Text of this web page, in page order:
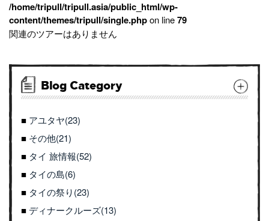
/home/tripull/tripull.asia/public_html/wp-
content/themes/tripull/single.phpon line79
関連のツアーはありません
Blog Category
アユタヤ(23)
その他(21)
タイ 旅情報(52)
タイの島(6)
タイの祭り(23)
ディナークルーズ(13)